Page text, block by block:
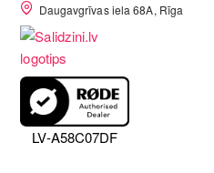
Daugavgrīvas iela 68A, Rīga
LV-A58C07DF